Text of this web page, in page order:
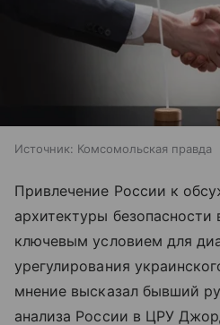
Источник: Комсомольская правда
Привлечение России к
архитектуры безопасности
ключевым условием для
урегулирования
мнение высказал бывший
анализа России в ЦРУ